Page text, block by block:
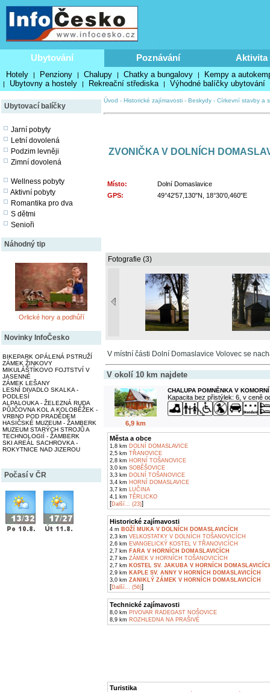
Ubytování Poznávání Aktivita
Hotely | Penziony | Chalupy | Chatky a bungalovy | Kempy a
| Ubytovny a hostely | Rekreační střediska | Výhodné balíčky ubytování
Ubytovací balíčky
Jarní pobyty
Letní dovolená
Podzim levněji
Zimní dovolená
Wellness pobyty
Aktivní pobyty
Romantika pro dva
S dětmi
Senioři
Náhodný tip
Orlické hory a podhůří
Novinky InfoČesko
BIKEPARK OPÁLENÁ PSTRUŽÍ
ZÁMEK ŽINKOVY
MIKULÁŠTÍKOVO FOJTSTVÍ V
JASENNÉ
ZÁMEK LEŠANY
LESNÍ DIVADLO SKALKA -
PODLESÍ
ALPALOUKA - ŽELEZNÁ RUDA
PŮJČOVNA KOL A KOLOBĚŽEK -
VRBNO POD PRADĚDEM
HASIČSKÉ MUZEUM - ŽAMBERK
MUZEUM STARÝCH STROJŮ A
TECHNOLOGIÍ - ŽAMBERK
SKI AREÁL SACHROVKA -
ROKYTNICE NAD JIZEROU
Počasí v ČR
Úvod - Historické zajímavosti - Beskydy - Církevní stavby a
ZVONIČKA V DOLNÍCH
Místo:
Dolní Domaslavice
GPS:
49°42'57,130"N, 18°30'0,460"E
Fotografie (3)
V místní části Dolní Domaslavice Volovec se
V okolí 10 km najdete
6,9 km
CHALUPA POMNĚNKA V
Kapacita bez přistýlek: 6, v ceně
Města a obce
1,8 km DOLNÍ DOMASLAVICE
2,5 km TŘANOVICE
2,8 km HORNÍ TOŠANOVICE
3,0 km SOBĚŠOVICE
3,3 km DOLNÍ TOŠANOVICE
3,4 km HORNÍ DOMASLAVICE
3,7 km LUČINA
4,1 km TĚRLICKO
[Další... (23)]
Historické zajímavosti
4 m BOŽÍ MUKA V DOLNÍCH DOMASLAVICÍCH
2,3 km VELKOSTATKY V DOLNÍCH TOŠANOVICÍCH
2,6 km EVANGELICKÝ KOSTEL V TŘANOVICÍCH
2,7 km FARA V HORNÍCH DOMASLAVICÍCH
2,7 km ZÁMEK V HORNÍCH TOŠANOVICÍCH
2,7 km KOSTEL SV. JAKUBA V HORNÍCH
2,9 km KAPLE SV. ANNY V HORNÍCH DOMASLAVICÍCH
3,0 km ZANIKLÝ ZÁMEK V HORNÍCH DOMASLAVICÍCH
[Další... (56)]
Technické zajímavosti
8,0 km PIVOVAR RADEGAST NOŠOVICE
8,9 km ROZHLEDNA NA PRAŠIVÉ
Turistika